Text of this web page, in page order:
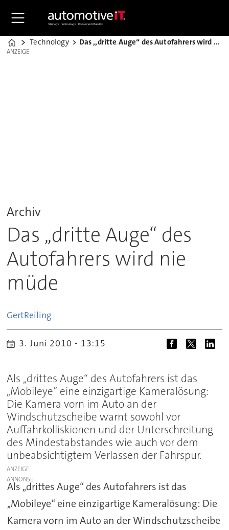
Home
Technology Das ,,dritte Auge“ des Autofahrers wird nie müde
ANZEIGE
ANZEIGE
Archiv
Das ,,dritte Auge“ des
Autofahrers wird nie
müde
GertReiling
3. Juni 2010 - 13:15
Als ,,drittes Auge“ des Autofahrers ist das
,,Mobileye“ eine einzigartige Kameralösung:
Die Kamera vorn im Auto an der
Windschutzscheibe warnt sowohl vor
Auffahrkolliskionen und der Unterschreitung
des Mindestabstandes wie auch vor dem
unbeabsichtigtem Verlassen der Fahrspur.
ANZEIGE
Als ,,drittes Auge“ des Autofahrers ist das
,,Mobileye“ eine einzigartige Kameralösung: Die
Kamera vorn im Auto an der Windschutzscheibe